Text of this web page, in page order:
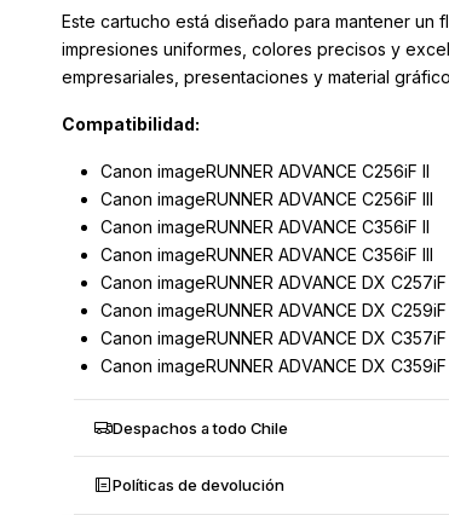
Este cartucho está diseñado para mantener
impresiones uniformes, colores precisos y
empresariales, presentaciones y material
Compatibilidad:
Canon imageRUNNER ADVANCE C256iF II
Canon imageRUNNER ADVANCE C256iF III
Canon imageRUNNER ADVANCE C356iF II
Canon imageRUNNER ADVANCE C356iF III
Canon imageRUNNER ADVANCE DX C257iF
Canon imageRUNNER ADVANCE DX C259iF
Canon imageRUNNER ADVANCE DX C357iF
Canon imageRUNNER ADVANCE DX C359iF
Despachos a todo Chile
Políticas de devolución